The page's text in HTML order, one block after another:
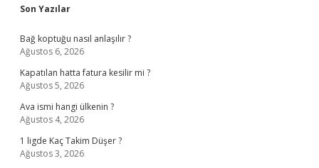
Sidebar
Son Yazılar
Bağ koptuğu nasıl anlaşılır ?
Ağustos 6, 2026
Kapatılan hatta fatura kesilir mi ?
Ağustos 5, 2026
Ava ismi hangi ülkenin ?
Ağustos 4, 2026
1 ligde Kaç Takim Düşer ?
Ağustos 3, 2026